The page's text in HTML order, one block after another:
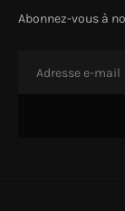
Abonnez-vous à